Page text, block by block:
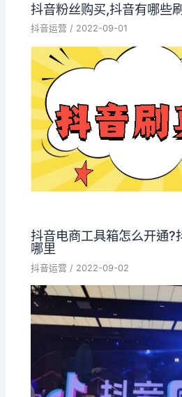
抖音粉丝购买,抖音有哪些
抖音运营 / 2022-09-01
抖音电商工具箱怎么开通?
哪里
抖音运营 / 2022-09-02